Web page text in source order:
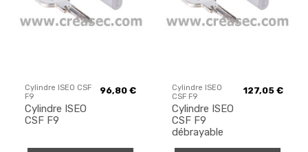
Cylindre ISEO CSF
F9
Cylindre ISEO
CSF F9
96,80 €
Cylindre ISEO
CSF F9
Cylindre ISEO
CSF F9
débrayable
127,05 €